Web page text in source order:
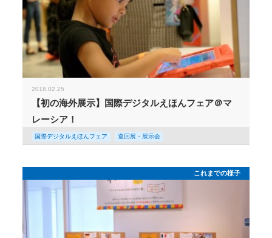
2018.02.25
【初の海外展示】国際デジタルえほんフェア＠マ
レーシア！
国際デジタルえほんフェア 巡回展・展示会
これまでの様子